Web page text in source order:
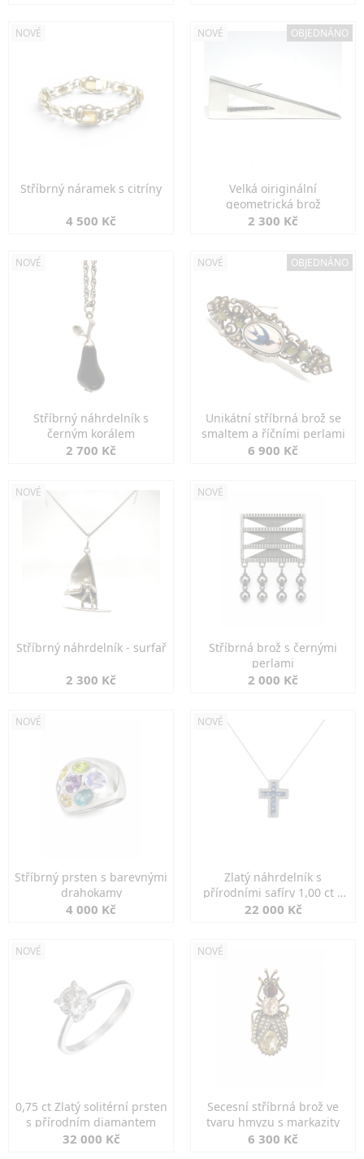
NOVÉ
Stříbrný náramek s citríny
4 500 Kč
NOVÉ OBJEDNÁNO
Velká oiriginální
geometrická brož
2 300 Kč
NOVÉ
Stříbrný náhrdelník s
černým korálem
2 700 Kč
NOVÉ OBJEDNÁNO
Unikátní stříbrná brož se
smaltem a říčními perlami
6 900 Kč
NOVÉ
Stříbrný náhrdelník - surfař
2 300 Kč
NOVÉ
Stříbrná brož s černými
perlami
2 000 Kč
NOVÉ
Stříbrný prsten s barevnými
drahokamy
4 000 Kč
NOVÉ
Zlatý náhrdelník s
přírodními safíry 1,00 ct a
diamanty
22 000 Kč
NOVÉ
0,75 ct Zlatý solitérní prsten
s přírodním diamantem
32 000 Kč
NOVÉ
Secesní stříbrná brož ve
tvaru hmyzu s markazity
6 300 Kč